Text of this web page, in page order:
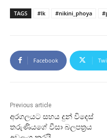
TAGS #lk #nikini_phoya
Facebook
Previous article
අරගලයට සහය දුන් විදෙස්
තරුණියගේ වීසා බලපත්‍රය